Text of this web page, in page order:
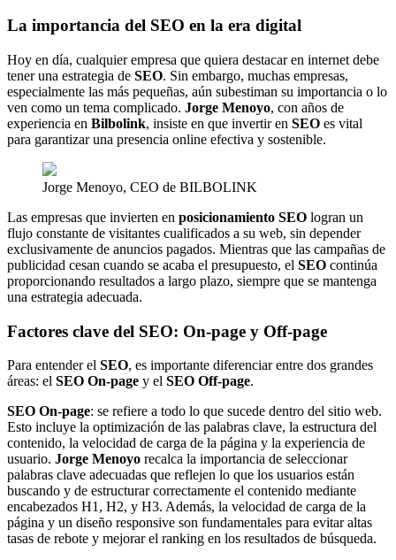
La importancia del SEO en la era digital
Hoy en día, cualquier empresa que quiera destacar en internet debe
tener una estrategia de SEO. Sin embargo, muchas empresas,
especialmente las más pequeñas, aún subestiman su importancia o lo
ven como un tema complicado. Jorge Menoyo, con años de
experiencia en Bilbolink, insiste en que invertir en SEO es vital
para garantizar una presencia online efectiva y sostenible.
Jorge Menoyo, CEO de BILBOLINK
Las empresas que invierten en posicionamiento SEO logran un
flujo constante de visitantes cualificados a su web, sin depender
exclusivamente de anuncios pagados. Mientras que las campañas de
publicidad cesan cuando se acaba el presupuesto, el SEO continúa
proporcionando resultados a largo plazo, siempre que se mantenga
una estrategia adecuada.
Factores clave del SEO: On-page y Off-page
Para entender el SEO, es importante diferenciar entre dos grandes
áreas: el SEO On-page y el SEO Off-page.
SEO On-page: se refiere a todo lo que sucede dentro del sitio web.
Esto incluye la optimización de las palabras clave, la estructura del
contenido, la velocidad de carga de la página y la experiencia de
usuario. Jorge Menoyo recalca la importancia de seleccionar
palabras clave adecuadas que reflejen lo que los usuarios están
buscando y de estructurar correctamente el contenido mediante
encabezados H1, H2, y H3. Además, la velocidad de carga de la
página y un diseño responsive son fundamentales para evitar altas
tasas de rebote y mejorar el ranking en los resultados de búsqueda.